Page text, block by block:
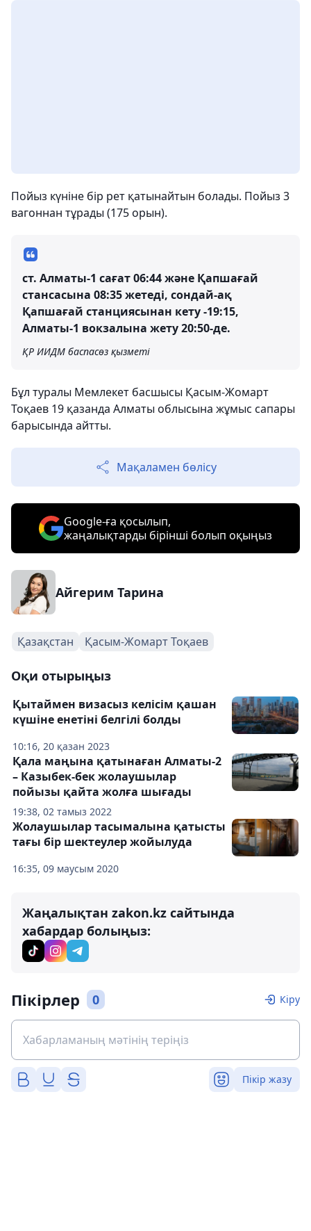
Пойыз күніне бір рет қатынайтын болады. Пойыз 3
вагоннан тұрады (175 орын).
ст. Алматы-1 сағат 06:44 және Қапшағай
стансасына 08:35 жетеді, сондай-ақ
Қапшағай станциясынан кету -19:15,
Алматы-1 вокзалына жету 20:50-де.
ҚР ИИДМ баспасөз қызметі
Бұл туралы Мемлекет басшысы Қасым-Жомарт
Тоқаев 19 қазанда Алматы облысына жұмыс сапары
барысында айтты.
Мақаламен бөлісу
Google-ға қосылып,
жаңалықтарды бірінші болып оқыңыз
Айгерим Тарина
Қазақстан Қасым-Жомарт Тоқаев
Оқи отырыңыз
10:16, 20 қазан 2023
Қытаймен визасыз келісім қашан
күшіне енетіні белгілі болды
19:38, 02 тамыз 2022
Қала маңына қатынаған Алматы-2
– Казыбек-бек жолаушылар
пойызы қайта жолға шығады
16:35, 09 маусым 2020
Жолаушылар тасымалына қатысты
тағы бір шектеулер жойылуда
Жаңалықтан zakon.kz сайтында
хабардар болыңыз:
Пікірлер 0 Кіру
Пікір жазу